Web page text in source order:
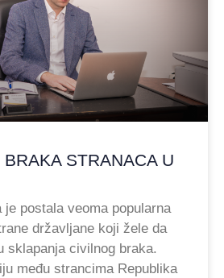
STRANACA U
je postala veoma popularna
državljane koji žele da
sklapanja civilnog braka.
među strancima Republika